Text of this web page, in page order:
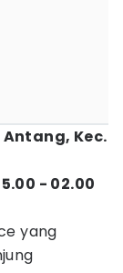
Antang, Kec.
- 02.00
yang